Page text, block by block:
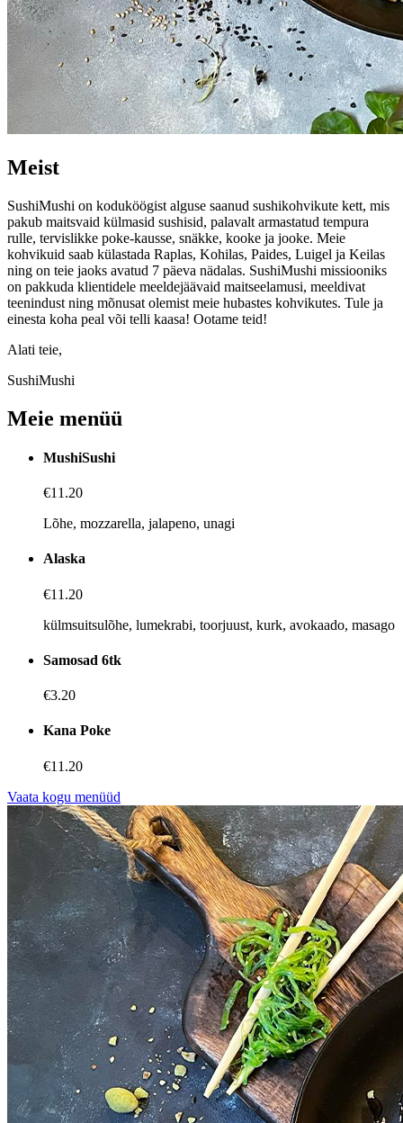
Meist
SushiMushi on koduköögist alguse saanud sushikohvikute kett, mis
pakub maitsvaid külmasid sushisid, palavalt armastatud tempura
rulle, tervislikke poke-kausse, snäkke, kooke ja jooke. Meie
kohvikuid saab külastada Raplas, Kohilas, Paides, Luigel ja Keilas
ning on teie jaoks avatud 7 päeva nädalas. SushiMushi missiooniks
on pakkuda klientidele meeldejäävaid maitseelamusi, meeldivat
teenindust ning mõnusat olemist meie hubastes kohvikutes. Tule ja
einesta koha peal või telli kaasa! Ootame teid!
Alati teie,
SushiMushi
Meie menüü
MushiSushi
€11.20
Lõhe, mozzarella, jalapeno, unagi
Alaska
€11.20
külmsuitsulõhe, lumekrabi, toorjuust, kurk, avokaado, masago
Samosad 6tk
€3.20
Kana Poke
€11.20
Vaata kogu menüüd